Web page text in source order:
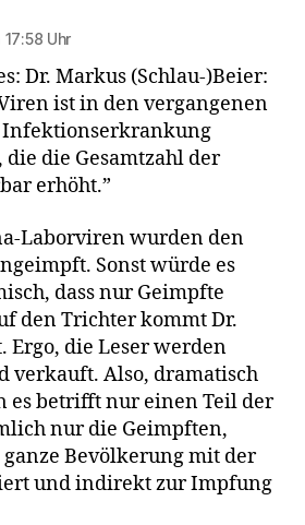
Uhr
Dr. Markus (Schlau-)Beier:
ist in den vergangenen
Infektionserkrankung
die Gesamtzahl der
erhöht.”
Laborviren wurden den
Sonst würde es
dass nur Geimpfte
den Trichter kommt Dr.
Ergo, die Leser werden
verkauft. Also, dramatisch
es betrifft nur einen Teil der
nur die Geimpften,
Bevölkerung mit der
und indirekt zur Impfung